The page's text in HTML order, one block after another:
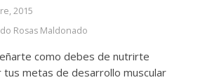
2015
Rosas Maldonado
como debes de nutrirte
tus metas de desarrollo muscular